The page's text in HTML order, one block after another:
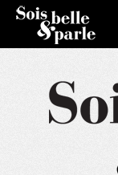
Skip
content